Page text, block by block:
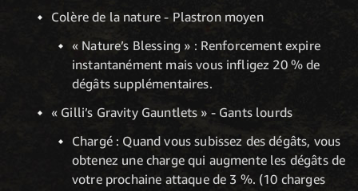
Colère de la nature - Plastron moyen
« Nature’s Blessing » : Renforcement expire
instantanément mais vous infligez 20 % de
dégâts supplémentaires.
« Gilli’s Gravity Gauntlets » - Gants lourds
Chargé : Quand vous subissez des dégâts, vous
obtenez une charge qui augmente les dégâts de
votre prochaine attaque de 3 %. (10 charges